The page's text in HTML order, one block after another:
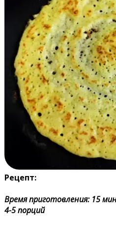
Рецепт:
Время приготовления: 15
4-5 порций